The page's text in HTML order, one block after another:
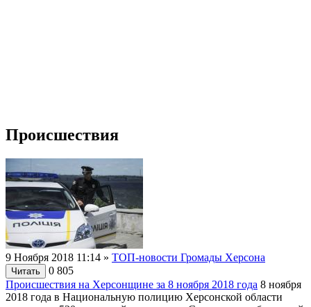
Происшествия
9 Ноября 2018 11:14 » ТОП-новости Громады Херсона
Читать 0 805
Происшествия на Херсонщине за 8 ноября 2018 года 8 ноября
2018 года в Национальную полицию Херсонской области